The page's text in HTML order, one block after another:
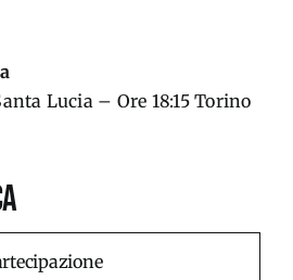
Lucia – Ore 18:15 Torino